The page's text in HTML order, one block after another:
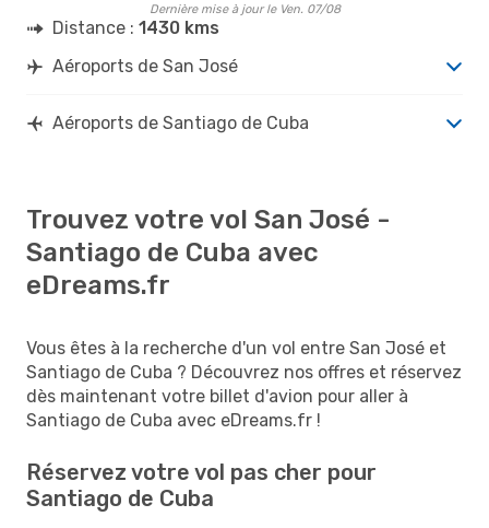
Dernière mise à jour le Ven. 07/08
Distance : 1430 kms
Aéroports de San José
Aéroports de Santiago de Cuba
Trouvez votre vol San José -
Santiago de Cuba avec
eDreams.fr
Vous êtes à la recherche d'un vol entre San José et
Santiago de Cuba ? Découvrez nos offres et réservez
dès maintenant votre billet d'avion pour aller à
Santiago de Cuba avec eDreams.fr !
Réservez votre vol pas cher pour
Santiago de Cuba